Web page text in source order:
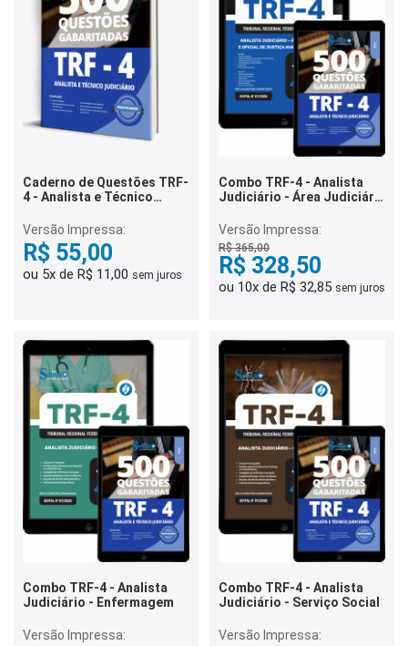
Caderno de Questões TRF-
4 - Analista e Técnico
Gabaritadas
Versão Impressa:
R$ 55,00
ou 5x de R$ 11,00 sem juros
Combo TRF-4 - Analista
Judiciário - Área Judiciária
Avaliador Federal
Versão Impressa:
R$ 365,00
R$ 328,50
ou 10x de R$ 32,85 sem juros
Combo TRF-4 - Analista
Judiciário - Enfermagem
Versão Impressa:
Combo TRF-4 - Analista
Judiciário - Serviço Social
Versão Impressa: